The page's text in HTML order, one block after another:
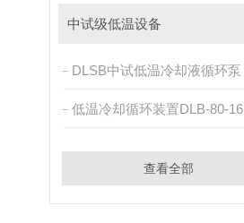
中试级低温设备
DLSB中试低温冷却液循环泵
低温冷却循环装置DLB-80-16
查看全部